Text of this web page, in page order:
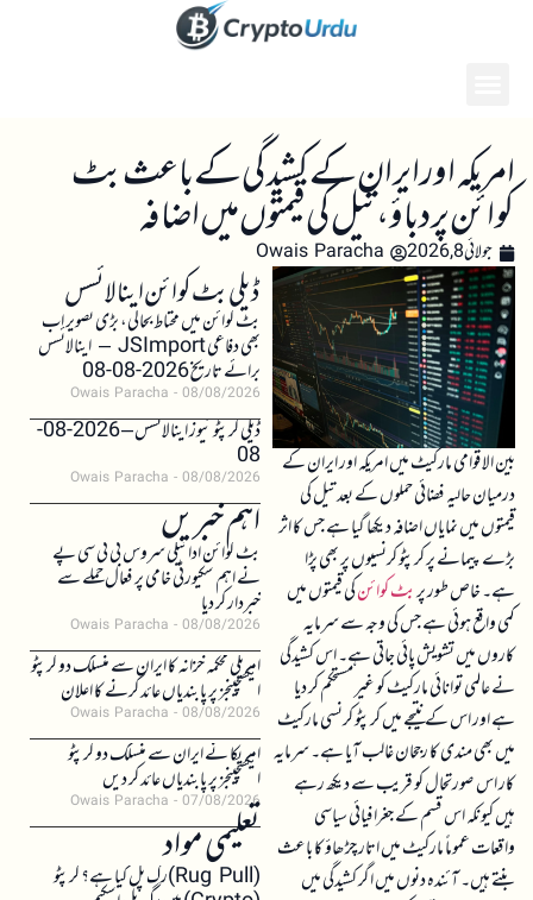
امریکہ اور ایران کے کشیدگی کے باعث بٹ
کوائن پر دباؤ، تیل کی قیمتوں میں اضافہ
جولائی 8, 2026 Owais Paracha
بین الاقوامی مارکیٹ میں امریکہ اور ایران کے
درمیان حالیہ فضائی حملوں کے بعد تیل کی
قیمتوں میں نمایاں اضافہ دیکھا گیا ہے جس کا اثر
بڑے پیمانے پر کرپٹو کرنسیوں پر بھی پڑا
ہے۔ خاص طور پربٹ کوائنکی قیمتوں میں
کمی واقع ہوئی ہے جس کی وجہ سے سرمایہ
کاروں میں تشویش پائی جاتی ہے۔ اس کشیدگی
نے عالمی توانائی مارکیٹ کو غیر مستحکم کر دیا
ہے اور اس کے نتیجے میں کرپٹو کرنسی مارکیٹ
میں بھی مندی کا رجحان غالب آیا ہے۔ سرمایہ
کار اس صورتحال کو قریب سے دیکھ رہے
ہیں کیونکہ اس قسم کے جغرافیائی سیاسی
واقعات عموماً مارکیٹ میں اتار چڑھاؤ کا باعث
بنتے ہیں۔ آئندہ دنوں میں اگر کشیدگی میں
ڈیلی بٹ کوائن اینالائسس
بٹ کوائن میں محتاط بحالی، بڑی تصویر اب
بھی دفاعی JSImport – اینالائسس
برائے تاریخ 2026-08-08
Owais Paracha 08/08/2026
ڈیلی کرپٹو نیوز اینالائسس – 2026-08-
08
Owais Paracha 08/08/2026
اہم خبریں
بٹ کوائن ادائیگی سروس بی ٹی سی پے
نے اہم سکیورٹی خامی پر فعال حملے سے
خبردار کر دیا
Owais Paracha 08/08/2026
امریکی محکمہ خزانہ کا ایران سے منسلک دو کرپٹو
ایکسچینجز پر پابندیاں عائد کرنے کا اعلان
Owais Paracha 08/08/2026
امریکا نے ایران سے منسلک دو کرپٹو
ایکسچینجز پر پابندیاں عائد کر دیں
Owais Paracha 07/08/2026
تعلیمی مواد(Rug Pull)رگ پل کیا ہے؟ کرپٹو